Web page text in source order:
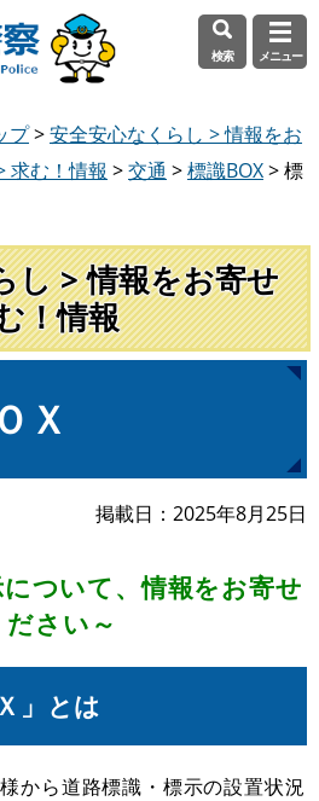
検索 メニュー
プ>安全安心なくらし > 情報をお
求む！情報 >交通 >標識BOX>標
し > 情報をお寄せ
！情報
Ｘ
掲載日 2025年8月25日
ついて、情報をお寄せ
ださい～
」とは
から道路標識・標示の設置状況